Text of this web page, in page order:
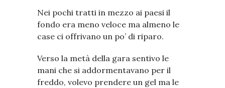
Nei pochi tratti in mezzo ai paesi il
fondo era meno veloce ma almeno le
case ci offrivano un po’ di riparo.
Verso la metà della gara sentivo le
mani che si addormentavano per il
freddo, volevo prendere un gel ma le